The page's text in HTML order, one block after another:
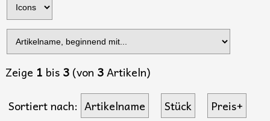
Zeige 1 bis 3 (von 3Artikeln)
Sortiert nach: Artikelname Stück Preis+